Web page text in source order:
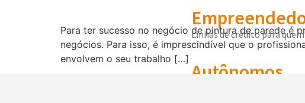
Linhas de crédito para
Autônomos
Para ter sucesso no negócio de pintura de parede é
negócios. Para isso, é imprescindível que o
envolvem o seu trabalho […]